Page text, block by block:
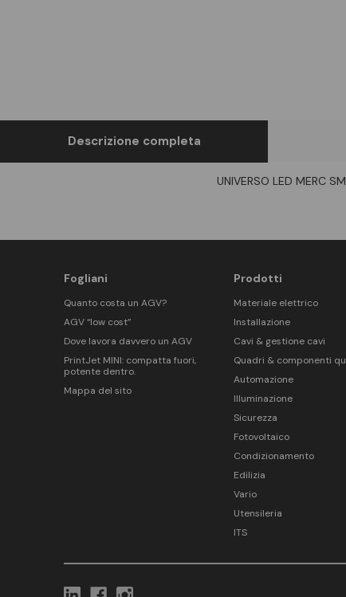
Descrizione completa
UNIVERSO LED MERC
Fogliani
Quanto costa un AGV?
AGV “low cost”
Dove lavora davvero un AGV
PrintJet MINI: compatta fuori,
potente dentro.
Mappa del sito
Prodotti
Materiale elettrico
Installazione
Cavi & gestione cavi
Quadri & componenti
Automazione
Illuminazione
Sicurezza
Fotovoltaico
Condizionamento
Edilizia
Vario
Utensileria
ITS